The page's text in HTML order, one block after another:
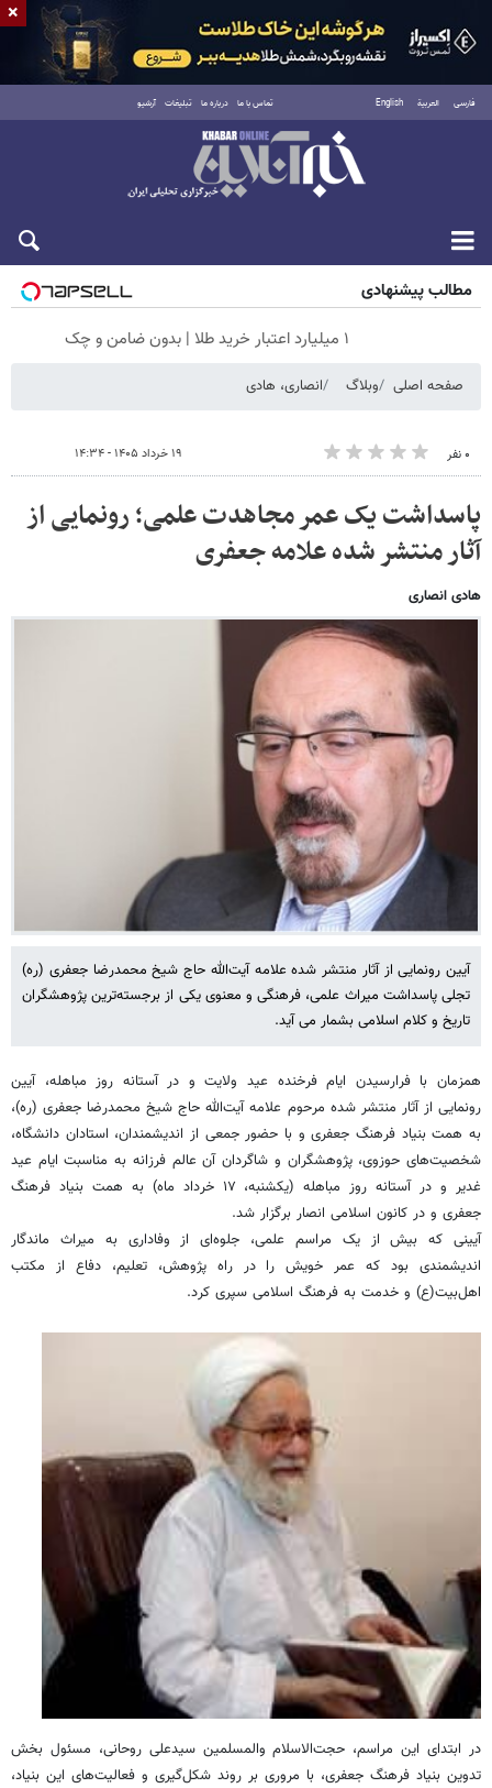
فارسی العربية English تماس با ما درباره ما تبلیغات آرشیو
شنبه ۱۷ مرداد ۱۴۰۵
مطالب پیشنهادی
۱ میلیارد اعتبار خرید طلا | بدون ضامن و چک
صفحه اصلی وبلاگ انصاری، هادی
۰ نفر ۱۹ خرداد ۱۴۰۵ - ۱۴:۳۴
پاسداشت یک عمر مجاهدت علمی؛ رونمایی از
آثار منتشر شده علامه جعفری
هادی انصاری
آیین رونمایی از آثار منتشر شده علامه آیت‌الله حاج شیخ محمدرضا جعفری (ره)
تجلی پاسداشت میراث علمی، فرهنگی و معنوی یکی از برجسته‌ترین پژوهشگران
تاریخ و کلام اسلامی بشمار می آید.
همزمان با فرارسیدن ایام فرخنده عید ولایت و در آستانه روز مباهله، آیین
رونمایی از آثار منتشر شده مرحوم علامه آیت‌الله حاج شیخ محمدرضا جعفری (ره)،
به همت بنیاد فرهنگ جعفری و با حضور جمعی از اندیشمندان، استادان دانشگاه،
شخصیت‌های حوزوی، پژوهشگران و شاگردان آن عالم فرزانه به مناسبت ایام عید
غدیر و در آستانه روز مباهله (یکشنبه، ۱۷ خرداد ماه) به همت بنیاد فرهنگ
جعفری و در کانون اسلامی انصار برگزار شد.
آیینی که بیش از یک مراسم علمی، جلوه‌ای از وفاداری به میراث ماندگار
اندیشمندی بود که عمر خویش را در راه پژوهش، تعلیم، دفاع از مکتب
اهل‌بیت(ع) و خدمت به فرهنگ اسلامی سپری کرد.
در ابتدای این مراسم، حجت‌الاسلام والمسلمین سیدعلی روحانی، مسئول بخش
تدوین بنیاد فرهنگ جعفری، با مروری بر روند شکل‌گیری و فعالیت‌های این بنیاد،
×